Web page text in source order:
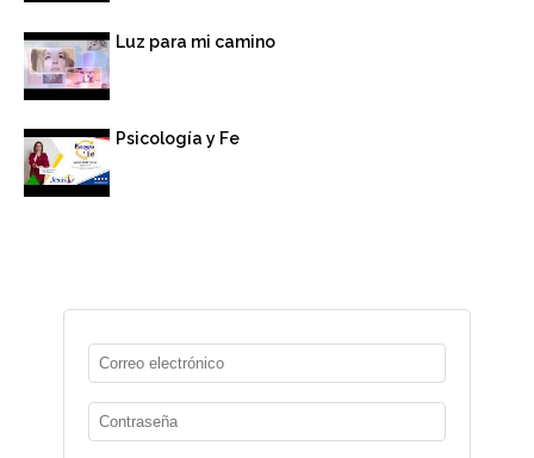
Luz para mi camino
Psicología y Fe